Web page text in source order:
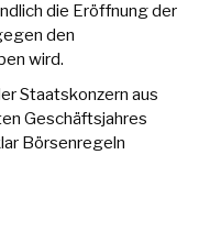
die Eröffnung der
den
wird.
Staatskonzern aus
Geschäftsjahres
Börsenregeln